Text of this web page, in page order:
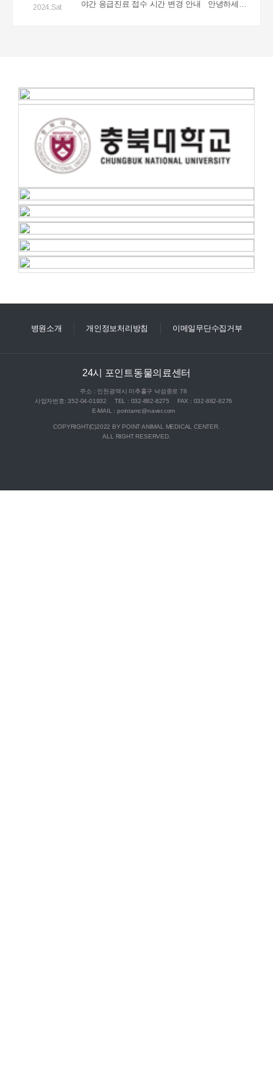
2024.Sat
병원소개 개인정보처리방침 이메일무단수집거부
24시 포인트동물의료센터
주소 : 인천광역시 미추홀구 낙섬중로 78
사업자번호: 352-04-01932
TEL : 032-882-8275
FAX : 032-882-8276
E-MAIL : pointamc@naver.com
COPYRIGHT(C)2022 BY POINT ANIMAL MEDICAL CENTER.
ALL RIGHT RESERVED.